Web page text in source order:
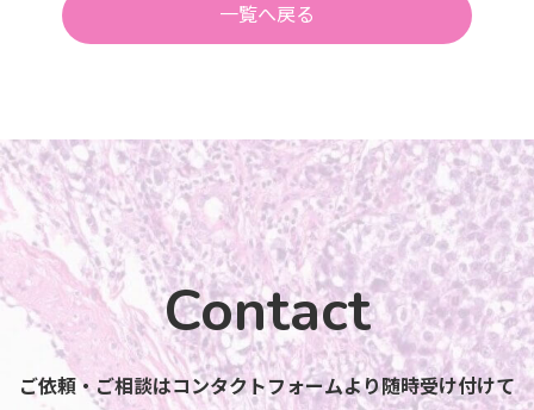
一覧へ戻る
Contact
ご依頼・ご相談はコンタクトフォームより随時受け付けて